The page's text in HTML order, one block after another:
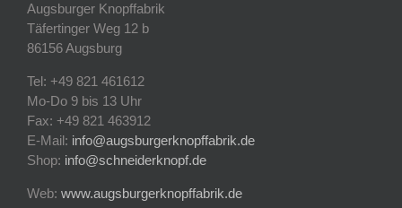
Augsburger Knopffabrik
Täfertinger Weg 12 b
86156 Augsburg
Tel: +49 821 461612
Mo-Do 9 bis 13 Uhr
Fax: +49 821 463912
E-Mail: info@augsburgerknopffabrik.de
Shop: info@schneiderknopf.de
Web: www.augsburgerknopffabrik.de